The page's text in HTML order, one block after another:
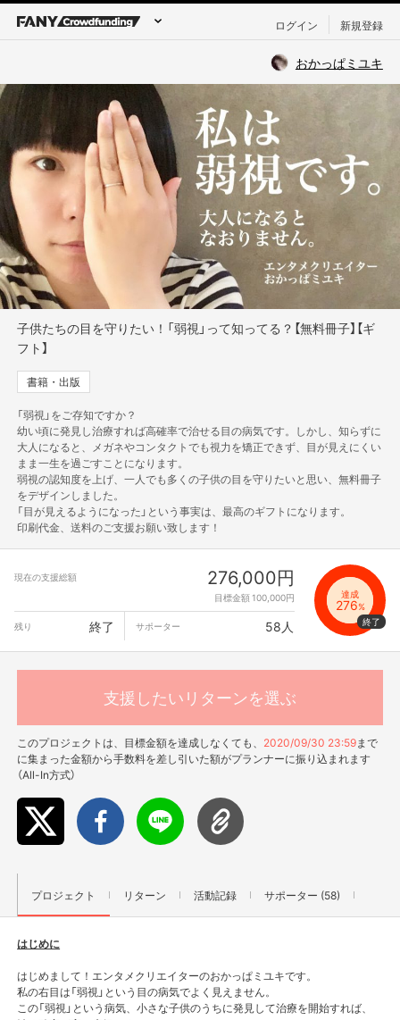
ログイン 新規登録
おかっぱミユキ
子供たちの目を守りたい！「弱視」って知ってる？【無料冊子】【ギ
フト】
書籍・出版
「弱視」をご存知ですか？
幼い頃に発見し治療すれば高確率で治せる目の病気です。しかし、知らずに
大人になると、メガネやコンタクトでも視力を矯正できず、目が見えにくい
まま一生を過ごすことになります。
弱視の認知度を上げ、一人でも多くの子供の目を守りたいと思い、無料冊子
をデザインしました。
「目が見えるようになった」という事実は、最高のギフトになります。
印刷代金、送料のご支援お願い致します！
現在の支援総額 276,000円
目標金額 100,000円 達成
276%
残り
終了 サポーター 58人
支援したいリターンを選ぶ
このプロジェクトは、目標金額を達成しなくても、 2020/09/30 23:59まで
に集まった金額から手数料を差し引いた額がプランナーに振り込まれます
（All-In方式）
プロジェクト リターン 活動記録 サポーター (58)
はじめに
はじめまして！エンタメクリエイターのおかっぱミユキです。
私の右目は「弱視」という目の病気でよく見えません。
この「弱視」という病気、小さな子供のうちに発見して治療を開始すれば、